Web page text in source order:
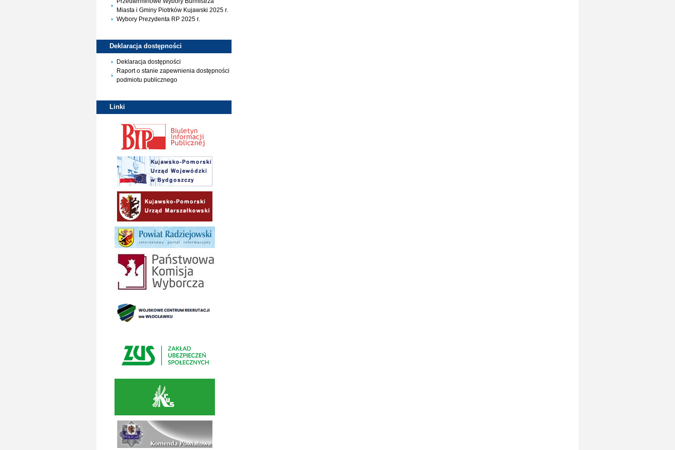
Miasta i Gminy Piotrków Kujawski 2025 r.
Wybory Prezydenta RP 2025 r.
Deklaracja dostępności
Deklaracja dostępności
Raport o stanie zapewnienia dostępności
podmiotu publicznego
Linki